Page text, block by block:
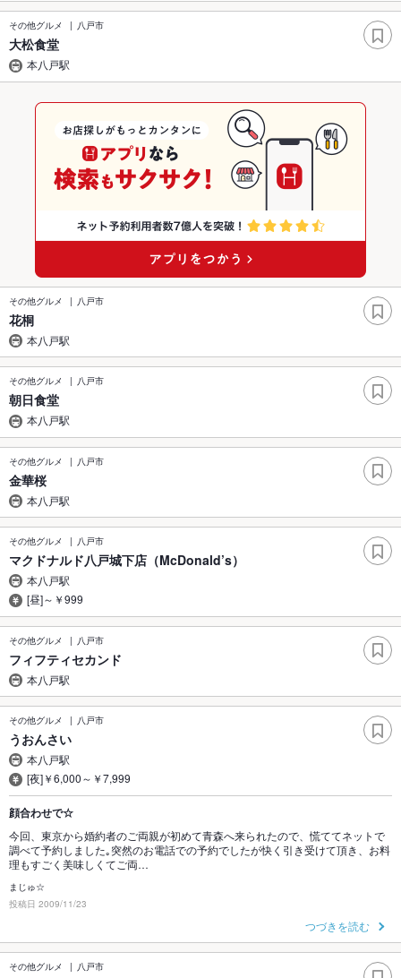
その他グルメ 八戸市
大松食堂
本八戸駅
その他グルメ 八戸市
花桐
本八戸駅
その他グルメ 八戸市
朝日食堂
本八戸駅
その他グルメ 八戸市
金華桜
本八戸駅
その他グルメ 八戸市
マクドナルド八戸城下店（McDonald’s）
本八戸駅
[昼]～￥999
その他グルメ 八戸市
フィフティセカンド
本八戸駅
その他グルメ 八戸市
うおんさい
本八戸駅
[夜]￥6,000～￥7,999
顔合わせで☆
今回、東京から婚約者のご両親が初めて青森へ来られたので、慌ててネットで
調べて予約しました｡突然のお電話での予約でしたが快く引き受けて頂き、お料
理もすごく美味しくてご両…
まじゅ☆
投稿日 2009/11/23
つづきを読む
その他グルメ 八戸市